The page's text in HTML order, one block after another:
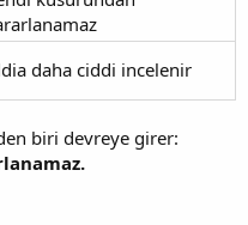
daha ciddi incelenir
biri devreye girer: